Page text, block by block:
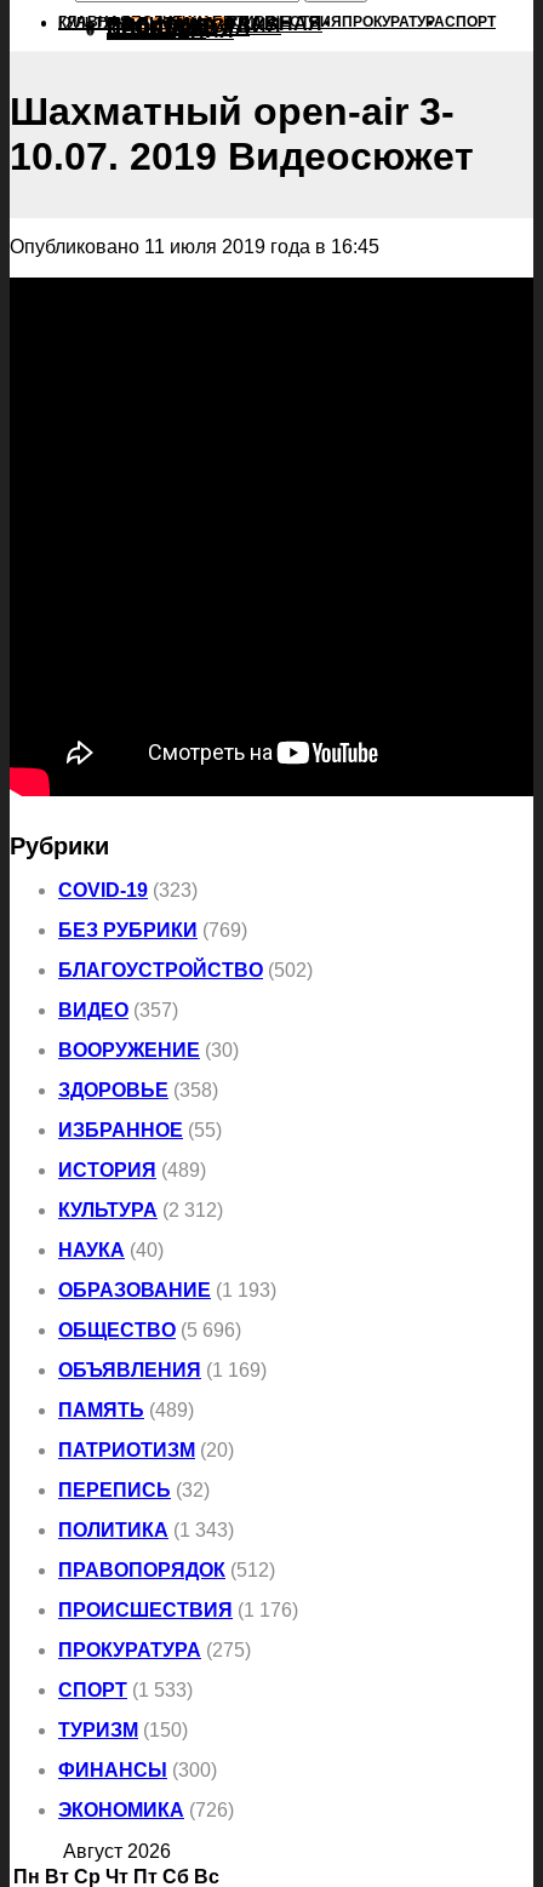
ГЛАВНАЯПОЛИТИКАПРОИСШЕСТВИЯ ПРОКУРАТУРАСПОРТ
КУЛЬТУРАПОСЕЛЕНИЯГЛАВНАЯ
ПОЛИТИКА
ПРОИСШЕСТВИЯ
ПРОКУРАТУРА
СПОРТ
КУЛЬТУРА
ПОСЕЛЕНИЯ
Шахматный open-air 3-
10.07. 2019 Видеосюжет
Опубликовано 11 июля 2019 года в 16:45
Рубрики
COVID-19 (323)
БЕЗ РУБРИКИ (769)
БЛАГОУСТРОЙСТВО (502)
ВИДЕО (357)
ВООРУЖЕНИЕ (30)
ЗДОРОВЬЕ (358)
ИЗБРАННОЕ (55)
ИСТОРИЯ (489)
КУЛЬТУРА (2 312)
НАУКА (40)
ОБРАЗОВАНИЕ (1 193)
ОБЩЕСТВО (5 696)
ОБЪЯВЛЕНИЯ (1 169)
ПАМЯТЬ (489)
ПАТРИОТИЗМ (20)
ПЕРЕПИСЬ (32)
ПОЛИТИКА (1 343)
ПРАВОПОРЯДОК (512)
ПРОИСШЕСТВИЯ (1 176)
ПРОКУРАТУРА (275)
СПОРТ (1 533)
ТУРИЗМ (150)
ФИНАНСЫ (300)
ЭКОНОМИКА (726)
Август 2026
Пн Вт Ср Чт Пт Сб Вс